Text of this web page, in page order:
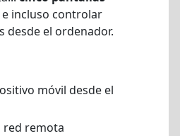
e incluso controlar
desde el ordenador.
móvil desde el
red remota